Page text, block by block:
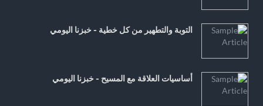
التوبة والتطهير من كل خطية - خبزنا اليومي
أساسيات العلاقة مع المسيح - خبزنا اليومي